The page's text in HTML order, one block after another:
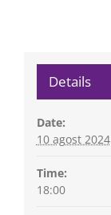
Details
Date:
10 agost 2024
Time:
18:00